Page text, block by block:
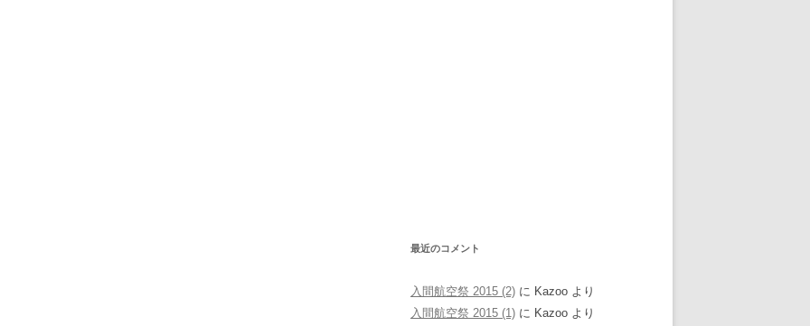
最近のコメント
入間航空祭 2015 (2) に Kazoo より
入間航空祭 2015 (1) に Kazoo より